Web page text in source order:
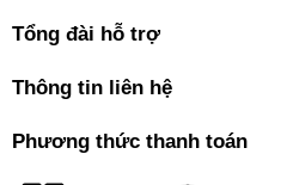
Tổng đài hỗ trợ
Thông tin liên hệ
Phương thức thanh toán